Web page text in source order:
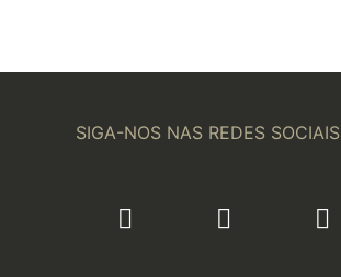
SIGA-NOS NAS REDES SOCIAIS